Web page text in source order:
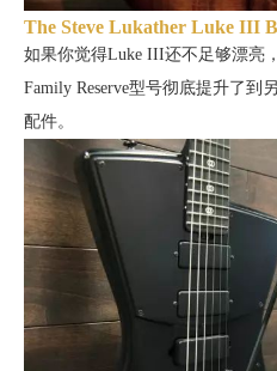
The Steve Lukather Luke III
如果你觉得Luke III还不足够漂亮
Family Reserve型号彻底提升了到
配件。